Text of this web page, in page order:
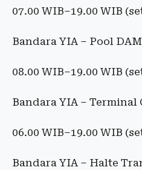
07.00 WIB–19.00 WIB
Bandara YIA – Pool
08.00 WIB–19.00 WIB
Bandara YIA –
06.00 WIB–19.00 WIB
Bandara YIA – Halte